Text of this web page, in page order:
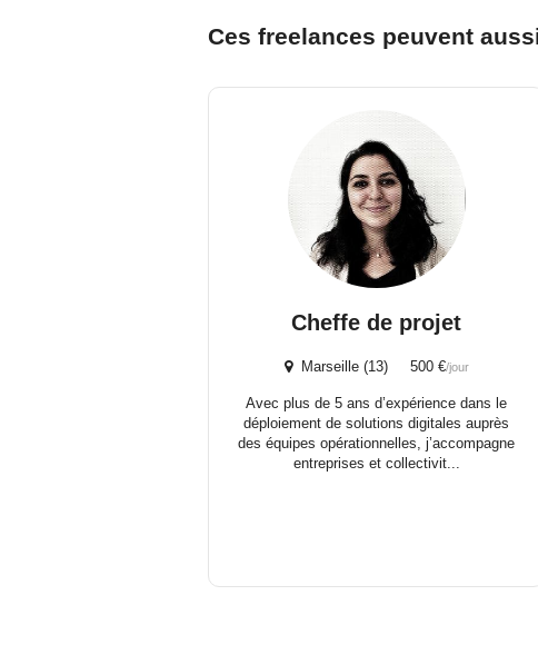
Ces freelances peuvent
Cheffe de projet
Marseille (13) 500 €/jour
Avec plus de 5 ans d’expérience dans le
déploiement de solutions digitales auprès
des équipes opérationnelles, j’accompagne
entreprises et collectivit...